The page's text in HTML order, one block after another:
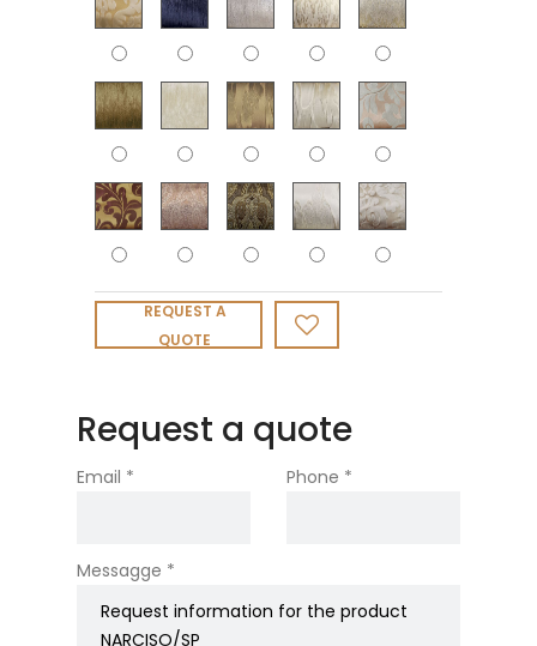
REQUEST A
QUOTE
Request a quote
Email * Phone *
Messagge *